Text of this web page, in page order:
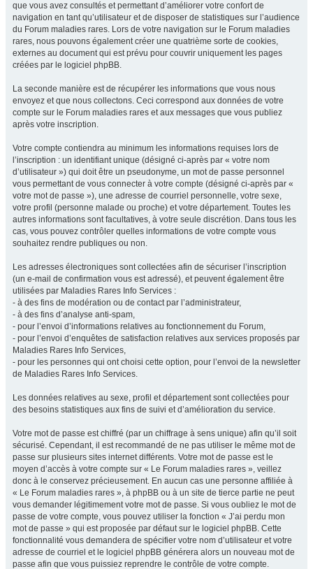
que vous avez consultés et permettant d’améliorer votre confort de
navigation en tant qu’utilisateur et de disposer de statistiques sur l’audience
du Forum maladies rares. Lors de votre navigation sur le Forum maladies
rares, nous pouvons également créer une quatrième sorte de cookies,
externes au document qui est prévu pour couvrir uniquement les pages
créées par le logiciel phpBB.
La seconde manière est de récupérer les informations que vous nous
envoyez et que nous collectons. Ceci correspond aux données de votre
compte sur le Forum maladies rares et aux messages que vous publiez
après votre inscription.
Votre compte contiendra au minimum les informations requises lors de
l’inscription : un identifiant unique (désigné ci-après par « votre nom
d’utilisateur ») qui doit être un pseudonyme, un mot de passe personnel
vous permettant de vous connecter à votre compte (désigné ci-après par «
votre mot de passe »), une adresse de courriel personnelle, votre sexe,
votre profil (personne malade ou proche) et votre département. Toutes les
autres informations sont facultatives, à votre seule discrétion. Dans tous les
cas, vous pouvez contrôler quelles informations de votre compte vous
souhaitez rendre publiques ou non.
Les adresses électroniques sont collectées afin de sécuriser l’inscription
(un e-mail de confirmation vous est adressé), et peuvent également être
utilisées par Maladies Rares Info Services :
- à des fins de modération ou de contact par l’administrateur,
- à des fins d’analyse anti-spam,
- pour l’envoi d’informations relatives au fonctionnement du Forum,
- pour l’envoi d’enquêtes de satisfaction relatives aux services proposés par
Maladies Rares Info Services,
- pour les personnes qui ont choisi cette option, pour l’envoi de la newsletter
de Maladies Rares Info Services.
Les données relatives au sexe, profil et département sont collectées pour
des besoins statistiques aux fins de suivi et d’amélioration du service.
Votre mot de passe est chiffré (par un chiffrage à sens unique) afin qu’il soit
sécurisé. Cependant, il est recommandé de ne pas utiliser le même mot de
passe sur plusieurs sites internet différents. Votre mot de passe est le
moyen d’accès à votre compte sur « Le Forum maladies rares », veillez
donc à le conservez précieusement. En aucun cas une personne affiliée à
« Le Forum maladies rares », à phpBB ou à un site de tierce partie ne peut
vous demander légitimement votre mot de passe. Si vous oubliez le mot de
passe de votre compte, vous pouvez utiliser la fonction « J’ai perdu mon
mot de passe » qui est proposée par défaut sur le logiciel phpBB. Cette
fonctionnalité vous demandera de spécifier votre nom d’utilisateur et votre
adresse de courriel et le logiciel phpBB générera alors un nouveau mot de
passe afin que vous puissiez reprendre le contrôle de votre compte.